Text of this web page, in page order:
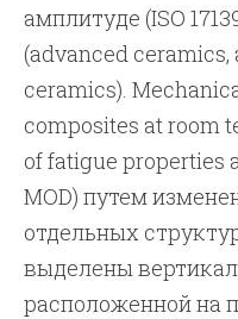
амплитуде (ISO
(advanced
ceramics).
composites at room
of fatigue properties
MOD) путем
отдельных
выделены
расположенной на